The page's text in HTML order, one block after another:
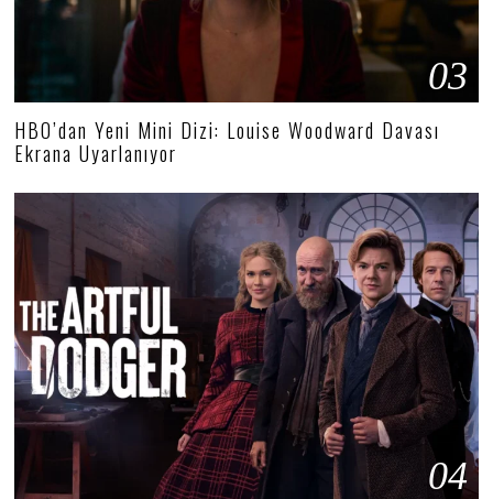
03
HBO’dan Yeni Mini Dizi: Louise Woodward Davası
Ekrana Uyarlanıyor
04